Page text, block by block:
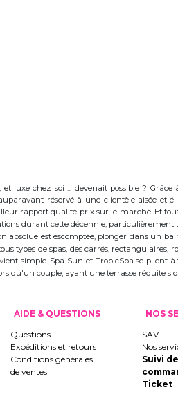
luxe chez soi ... devenait possible ?
réservé à une clientèle aisée
rapport qualité prix sur le marché. Et
durant cette décennie,
absolue est escomptée, plonger dans un
types de spas, des carrés, rectangulaires,
simple. Spa Sun et TropicSpa se
qu'un couple, ayant une terrasse réduite
AIDE & QUESTIONS
Questions
Expéditions et retours
Conditions générales
de ventes
NOS
SAV
Nos
Suivi
Ticket